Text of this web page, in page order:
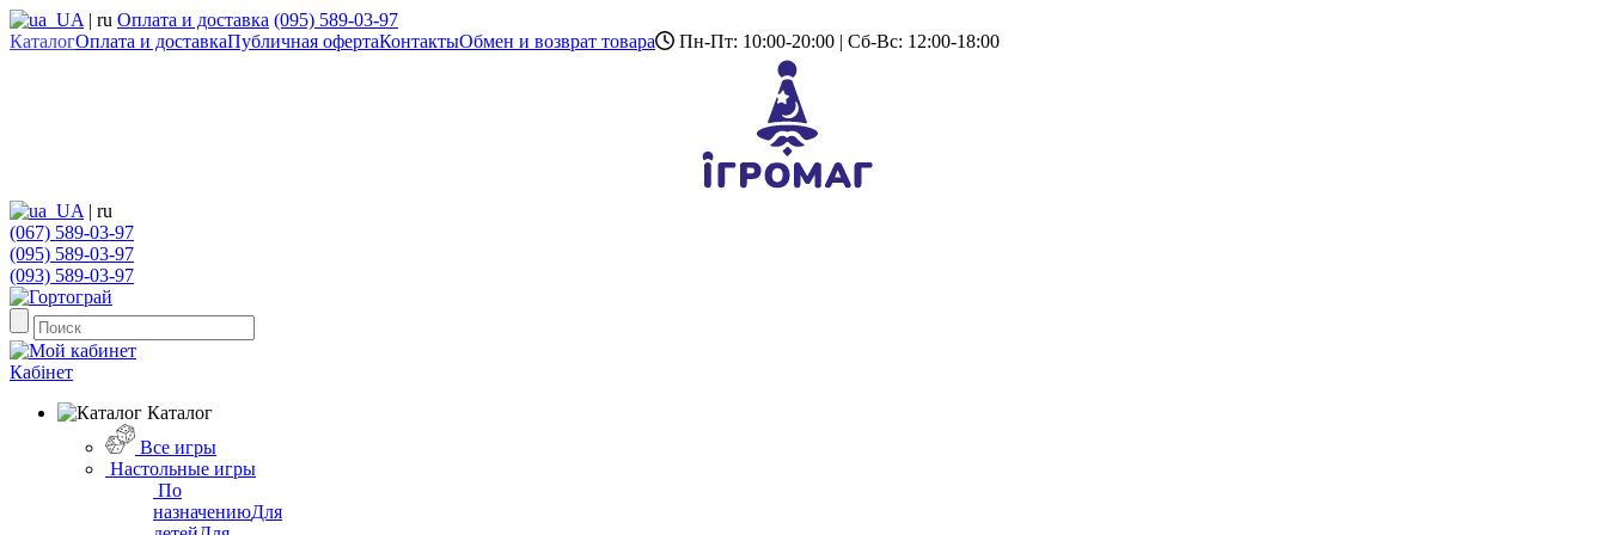
UA | ru Оплата и доставка (095) 589-03-97
КаталогОплата и доставкаПубличная офертаКонтактыОбмен и возврат товара Пн-Пт: 10:00-20:00 | Сб-Вс: 12:00-18:00
UA | ru
(067) 589-03-97
(095) 589-03-97
(093) 589-03-97
Кабінет
Каталог
Все игры
Настольные игры
По
назначениюДля